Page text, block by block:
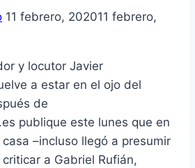
11 febrero, 202011 febrero,
y locutor Javier
a estar en el ojo del
de
publique este lunes que en
–incluso llegó a presumir
a Gabriel Rufián,